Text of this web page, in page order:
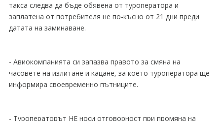
такса следва да бъде обявена от туроператора и
заплатена от потребителя не по-късно от 21 дни преди
датата на заминаване.
- Авиокомпанията си запазва правото за смяна на
часовете на излитане и кацане, за което туроператора ще
информира своевременно пътниците.
- Туроператорът НЕ носи отговорност при промяна на